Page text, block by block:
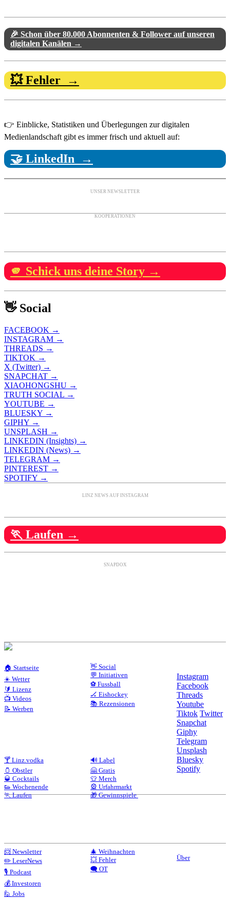
🎉 Schon über 80.000 Abonnenten & Follower auf unseren
digitalen Kanälen →
💥 Fehler →
👉 Einblicke, Statistiken und Überlegungen zur digitalen
Medienlandschaft gibt es immer frisch und aktuell auf:
🤝 LinkedIn →
UNSER NEWSLETTER
KOOPERATIONEN
🫵 Schick uns deine Story →
👋 Social
FACEBOOK →
INSTAGRAM →
THREADS →
TIKTOK →
X (Twitter) →
SNAPCHAT →
XIAOHONGSHU →
TRUTH SOCIAL →
YOUTUBE →
BLUESKY →
GIPHY →
UNSPLASH →
LINKEDIN (Insights) →
LINKEDIN (News) →
TELEGRAM →
PINTEREST →
SPOTIFY →
LINZ NEWS AUF INSTAGRAM
🏃 Laufen →
SNAPDOX
🏠 Startseite
☀️ Wetter
🔰 Lizenz
📺 Videos
📝 Werben
👋 Social
💬 Initiativen
⚽ Fussball
🏒 Eishockey
📚 Rezensionen
🍸 Linz.vodka
🫙 Obstler
🥃 Cocktails
👟 Wochenende
🏃 Laufen
🔊 Label
🤗 Gratis
👕 Merch
🎡 Urfahrmarkt
🎁 Gewinnspiele
📨 Newsletter
✏️ LeserNews
🎙️ Podcast
💰 Investoren
🙋 Jobs
🎄 Weihnachten
💥 Fehler
🗨️ OT
Instagram
Facebook
Threads
Youtube
Tiktok Twitter
Snapchat
Giphy
Telegram
Unsplash
Bluesky
Spotify
Über